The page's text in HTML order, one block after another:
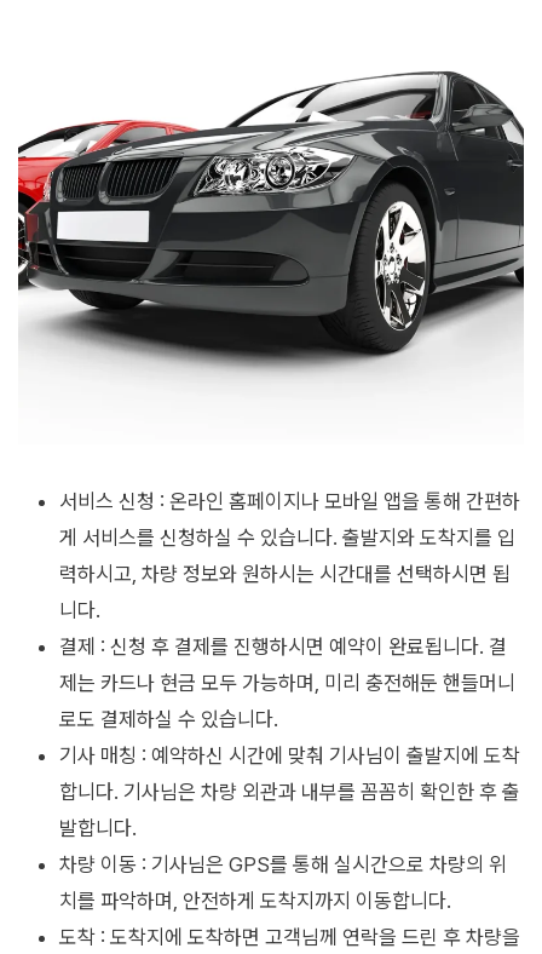
서비스 신청 : 온라인 홈페이지나 모바일 앱을 통해 간편하
게 서비스를 신청하실 수 있습니다. 출발지와 도착지를 입
력하시고, 차량 정보와 원하시는 시간대를 선택하시면 됩
니다.
결제 : 신청 후 결제를 진행하시면 예약이 완료됩니다. 결
제는 카드나 현금 모두 가능하며, 미리 충전해둔 핸들머니
로도 결제하실 수 있습니다.
기사 매칭 : 예약하신 시간에 맞춰 기사님이 출발지에 도착
합니다. 기사님은 차량 외관과 내부를 꼼꼼히 확인한 후 출
발합니다.
차량 이동 : 기사님은 GPS를 통해 실시간으로 차량의 위
치를 파악하며, 안전하게 도착지까지 이동합니다.
도착 : 도착지에 도착하면 고객님께 연락을 드린 후 차량을